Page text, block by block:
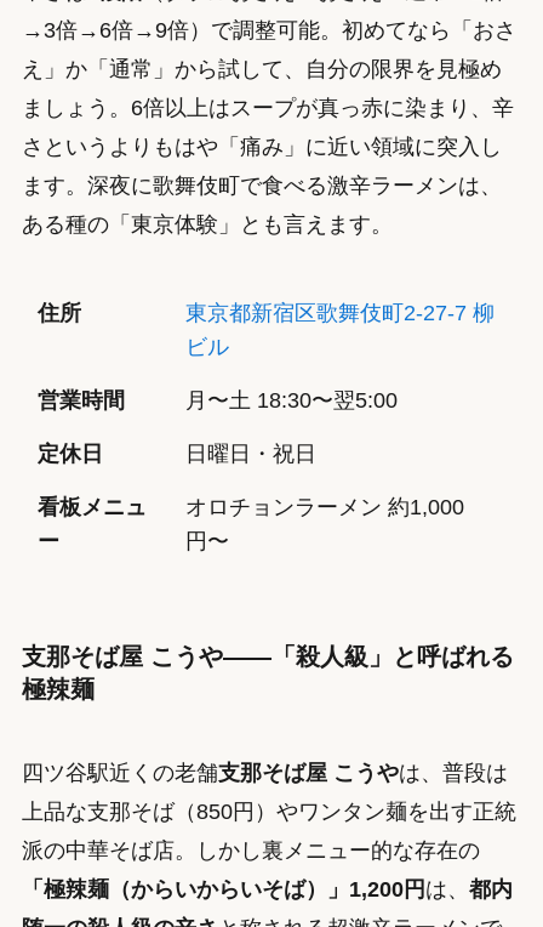
→3倍→6倍→9倍）で調整可能。初めてなら「おさ
え」か「通常」から試して、自分の限界を見極め
ましょう。6倍以上はスープが真っ赤に染まり、辛
さというよりもはや「痛み」に近い領域に突入し
ます。深夜に歌舞伎町で食べる激辛ラーメンは、
ある種の「東京体験」とも言えます。
住所
東京都新宿区歌舞伎町2-27-7 柳
ビル
営業時間 月〜土 18:30〜翌5:00
定休日 日曜日・祝日
看板メニュ
ー
オロチョンラーメン 約1,000
円〜
支那そば屋 こうや——「殺人級」と呼ばれる
極辣麺
四ツ谷駅近くの老舗支那そば屋 こうやは、普段は
上品な支那そば（850円）やワンタン麺を出す正統
派の中華そば店。しかし裏メニュー的な存在の
「極辣麺（からいからいそば）」1,200円 は、 都内